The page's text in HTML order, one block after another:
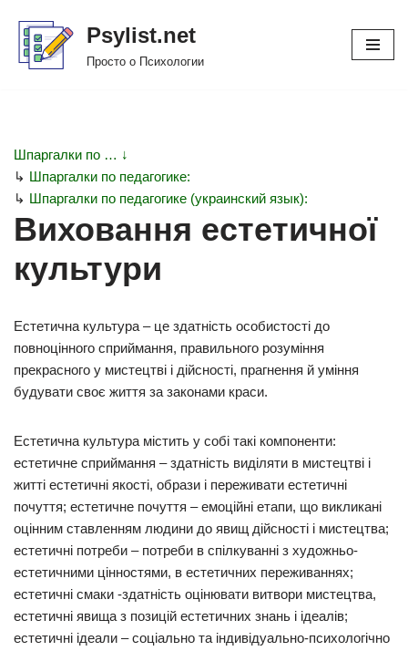
Перейти
Psylist.net
Просто о Психологии
Шпаргалки по … ↓
↳ Шпаргалки по педагогике:
↳ Шпаргалки по педагогике (украинский язык):
Виховання естетичної
культури
Естетична культура – це здатність особистості до
повноцінного сприймання, правильного розуміння
прекрасного у мистецтві і дійсності, прагнення й уміння
будувати своє життя за законами краси.
Естетична культура містить у собі такі компоненти:
естетичне сприймання – здатність виділяти в мистецтві і
житті естетичні якості, образи і переживати естетичні
почуття; естетичне почуття – емоційні етапи, що викликані
оцінним ставленням людини до явищ дійсності і мистецтва;
естетичні потреби – потреби в спілкуванні з художньо-
естетичними цінностями, в естетичних переживаннях;
естетичні смаки -здатність оцінювати витвори мистецтва,
естетичні явища з позицій естетичних знань і ідеалів;
естетичні ідеали – соціально та індивідуально-психологічно